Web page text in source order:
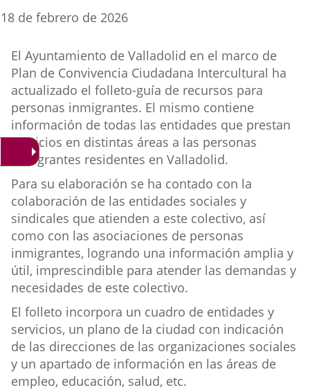
externa.externa.
Fecha
noticia
18 de febrero de 2026
descriptivo
utilizado
cuando
este
contenido
aparezca
dentro
de
un
listado.
El Ayuntamiento de Valladolid en el marco de
Plan de Convivencia Ciudadana Intercultural ha
actualizado el folleto-guía de recursos para
personas inmigrantes. El mismo contiene
información de todas las entidades que prestan
servicios en distintas áreas a las personas
inmigrantes residentes en Valladolid.
Para su elaboración se ha contado con la
colaboración de las entidades sociales y
sindicales que atienden a este colectivo, así
como con las asociaciones de personas
inmigrantes, logrando una información amplia y
útil, imprescindible para atender las demandas y
necesidades de este colectivo.
El folleto incorpora un cuadro de entidades y
servicios, un plano de la ciudad con indicación
de las direcciones de las organizaciones sociales
y un apartado de información en las áreas de
empleo, educación, salud, etc.